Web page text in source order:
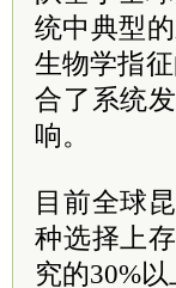
统中典型
生物学指
合了系统
响。
目前全球
种选择上
究的30%